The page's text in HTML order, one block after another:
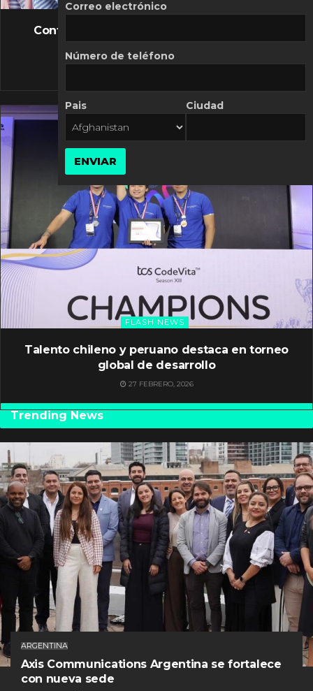
FLASH NEWS
Controversia de Mercado Libre por costos
10 MARZO, 2026
FLASH NEWS
Talento chileno y peruano destaca en torneo
global de desarrollo
27 FEBRERO, 2026
Trending News
ARGENTINA
Axis Communications Argentina se fortalece
con nueva sede
Correo electrónico
Número de teléfono
Pais Ciudad
ENVIAR